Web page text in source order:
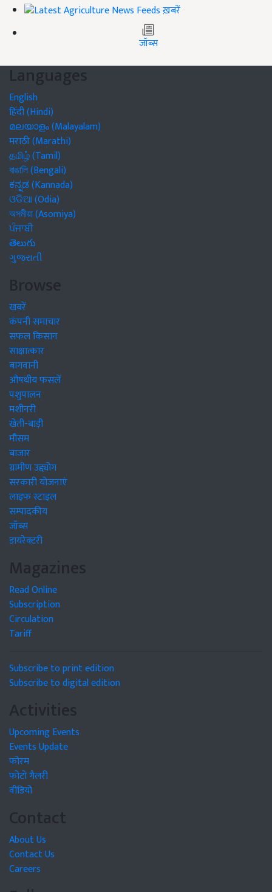
ख़बरें
जॉब्स
Languages
English
हिंदी (Hindi)
മലയാളം (Malayalam)
मराठी (Marathi)
தமிழ் (Tamil)
বাঙালি (Bengali)
ಕನ್ನಡ (Kannada)
ଓଡିଆ (Odia)
অসমীয়া (Asomiya)
ਪੰਜਾਬੀ
తెలుగు
ગુજરાતી
Browse
खबरें
कंपनी समाचार
सफल किसान
साक्षात्कार
बागवानी
औषधीय फसलें
पशुपालन
मशीनरी
खेती-बाड़ी
मौसम
बाजार
ग्रामीण उद्द्योग
सरकारी योजनाएं
लाइफ स्टाइल
सम्पादकीय
जॉब्स
डायरेक्टरी
Magazines
Read Online
Subscription
Circulation
Tariff
Subscribe to print edition
Subscribe to digital edition
Activities
Upcoming Events
Events Update
फोरम
फोटो गैलरी
वीडियो
Contact
About Us
Contact Us
Careers